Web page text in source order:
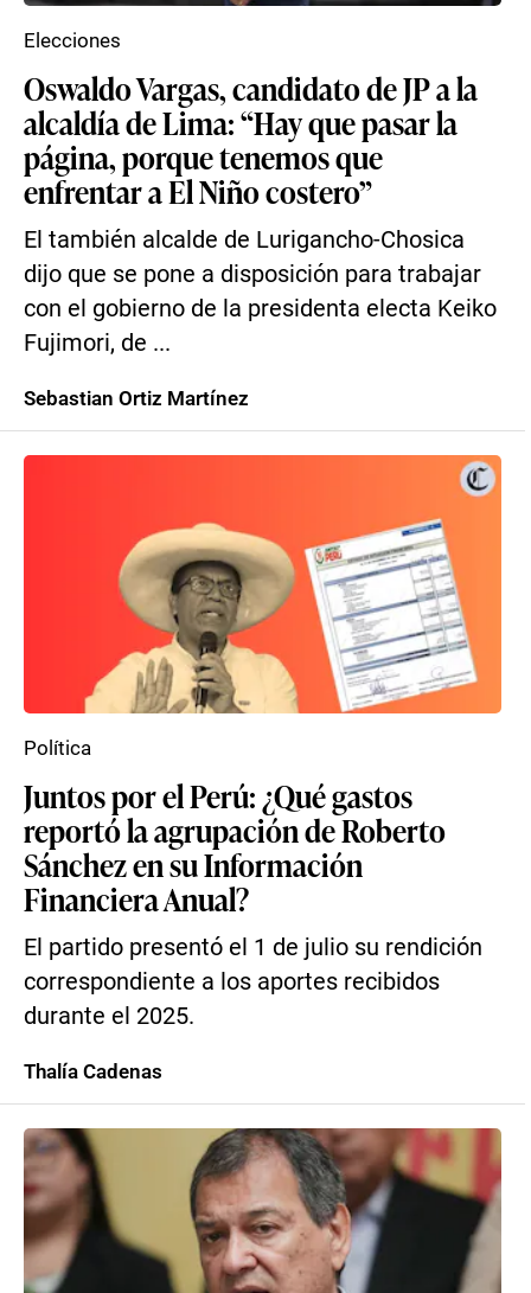
Oswaldo Vargas, candidato de JP a la
alcaldía de Lima: “Hay que pasar la
página, porque tenemos que
enfrentar a El Niño costero”
El también alcalde de Lurigancho-Chosica
dijo que se pone a disposición para trabajar
con el gobierno de la presidenta electa Keiko
Fujimori, de ...
Elecciones
Sebastian Ortiz Martínez
Juntos por el Perú: ¿Qué gastos
reportó la agrupación de Roberto
Sánchez en su Información
Financiera Anual?
El partido presentó el 1 de julio su rendición
correspondiente a los aportes recibidos
durante el 2025.
Política
Thalía Cadenas